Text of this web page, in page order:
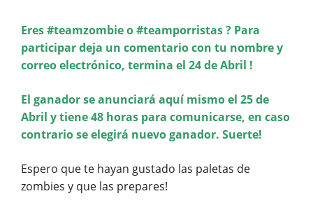
Eres #teamzombie o #teamporristas ? Para
participar deja un comentario con tu nombre y
correo electrónico, termina el 24 de Abril !
El ganador se anunciará aquí mismo el 25 de
Abril y tiene 48 horas para comunicarse, en caso
contrario se elegirá nuevo ganador. Suerte!
Espero que te hayan gustado las paletas de
zombies y que las prepares!